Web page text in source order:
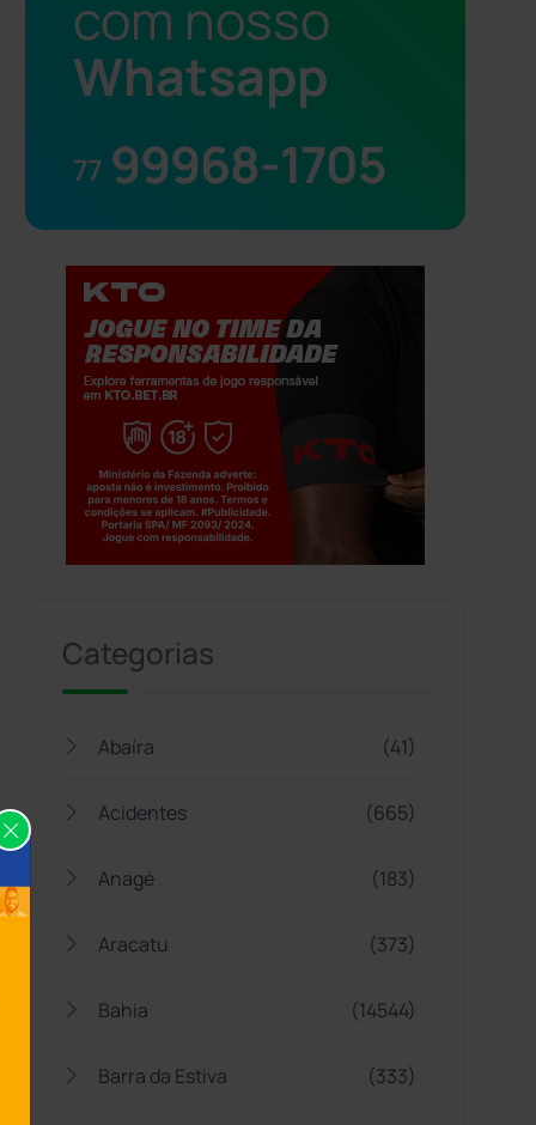
com nosso
Whatsapp
77 99968-1705
Categorias
Abaíra (41)
Acidentes (665)
Anagé (183)
Aracatu (373)
Bahia (14544)
Barra da Estiva (333)